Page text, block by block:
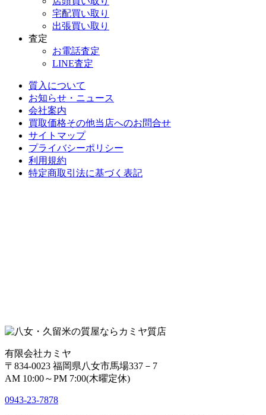
宅配買い取り
出張買い取り
査定
お電話査定
LINE査定
質入について
お知らせ・ニュース
会社案内
買取価格その他当店へのお問合せ
サイトマップ
プライバシーポリシー
利用規約
特定商取引法に基づく表記
有限会社カミヤ
〒834-0023 福岡県八女市馬場337－7
AM 10:00～PM 7:00(木曜定休)
0943-23-7878